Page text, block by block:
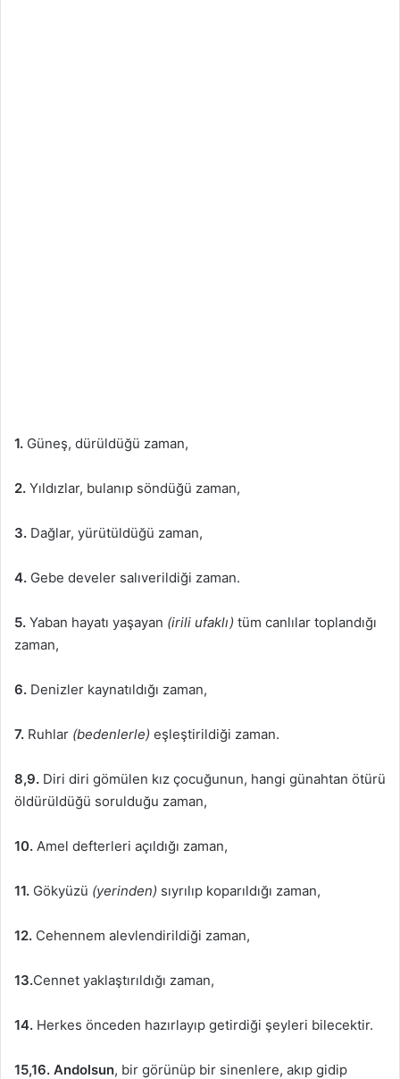
1. Güneş, dürüldüğü zaman,
2. Yıldızlar, bulanıp söndüğü zaman,
3. Dağlar, yürütüldüğü zaman,
4. Gebe develer salıverildiği zaman.
5. Yaban hayatı yaşayan (irili ufaklı) tüm canlılar toplandığı
zaman,
6. Denizler kaynatıldığı zaman,
7. Ruhlar (bedenlerle) eşleştirildiği zaman.
8,9. Diri diri gömülen kız çocuğunun, hangi günahtan ötürü
öldürüldüğü sorulduğu zaman,
10. Amel defterleri açıldığı zaman,
11. Gökyüzü (yerinden) sıyrılıp koparıldığı zaman,
12. Cehennem alevlendirildiği zaman,
13.Cennet yaklaştırıldığı zaman,
14. Herkes önceden hazırlayıp getirdiği şeyleri bilecektir.
15,16. Andolsun, bir görünüp bir sinenlere, akıp gidip